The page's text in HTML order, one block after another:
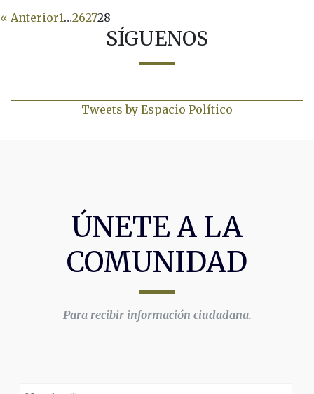
« Anterior1…262728
SÍGUENOS
Tweets by Espacio Político
ÚNETE A LA
COMUNIDAD
Para recibir información ciudadana.